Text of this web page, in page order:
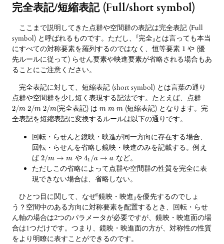
完全表記/短縮表記 (Full/short symbol)
ここまで説明してきた点群や空間群の表記は完全表記 (Full
symbol) と呼ばれるものです。ただし、「完全」とは言っても本当
にすべての対称要素を羅列するのではなく、恒等要素 1や (優
先ルールに従って) らせん要素や映進要素が省略される場合もあ
ることにご注意ください。
完全表記に対して、短縮表記 (short symbol) とは言葉の通り
点群や空間群を少し短く表現する記法です。たとえば、点群
2/m 2/m 2/m(完全表記) はm m m (短縮表記) となります。完
全表記を短縮表記に変換するルールは以下の通りです。
回転・らせんと鏡映・映進が同一方向に存在する場合、
回転・らせんを省略し鏡映・映進のみを記載する。例え
ば2/m → m や 41 /a → a など。
ただしこの省略によって点群や空間群の性質を完全に表
現できない場合は、省略しない。
ひとつ目に関して、なぜ「鏡映・映進」を優先するのでしょ
う？空間中のある方向に対称要素を配置するとき、回転・らせ
ん軸の場合は2つのパラメータが必要ですが、鏡映・映進面の場
合は1つだけです。つまり、鏡映・映進面の方が、対称性の性質
をより明瞭に表すことができるのです。